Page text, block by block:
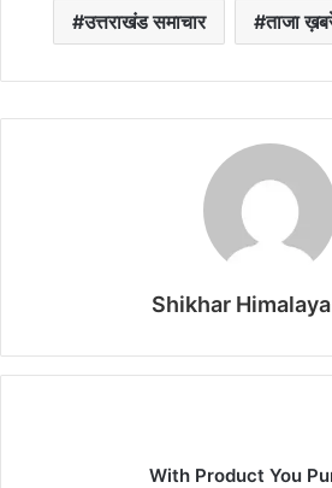
उत्तराखंड समाचार ताजा
Shikhar
With Product You